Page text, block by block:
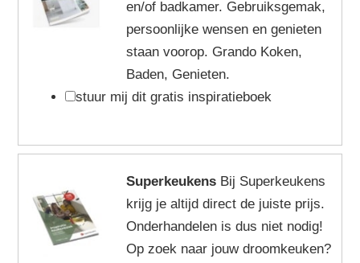
en/of badkamer. Gebruiksgemak,
persoonlijke wensen en genieten
staan voorop. Grando Koken,
Baden, Genieten.
stuur mij dit gratis inspiratieboek
Superkeukens Bij Superkeukens
krijg je altijd direct de juiste prijs.
Onderhandelen is dus niet nodig!
Op zoek naar jouw droomkeuken?